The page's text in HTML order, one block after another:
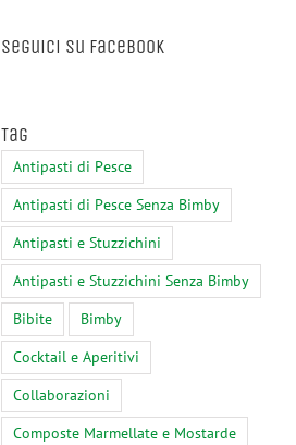
Seguici su Facebook
Tag
Antipasti di Pesce
Antipasti di Pesce Senza Bimby
Antipasti e Stuzzichini
Antipasti e Stuzzichini Senza Bimby
Bibite
Bimby
Cocktail e Aperitivi
Collaborazioni
Composte Marmellate e Mostarde